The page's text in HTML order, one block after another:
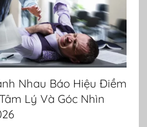
Nhau Báo Hiệu Điềm
Lý Và Góc Nhìn